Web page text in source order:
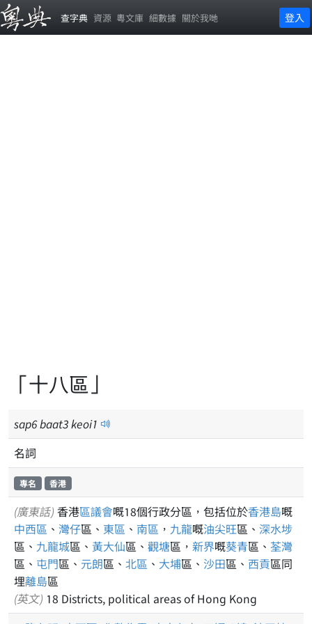
查字典 資源 粵文庫 細數據 關於我哋 登入
「十八區」
sap6baat3keoi1
名詞
專名 香港
(廣東話) 香港區議會嘅18個行政分區，包括位於香港島嘅
中西區 、 灣仔區、 東區 、 南區 ， 九龍嘅油尖旺區、 深水埗
區、 九龍城區、 黃大仙區、 觀塘區， 新界嘅葵青區、 荃灣
區、 屯門區、 元朗區、 北區 、 大埔區、 沙田區、 西貢區同
埋離島區
(英文) 18 Districts, political areas of Hong Kong